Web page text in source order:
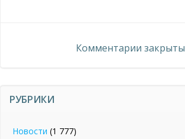
записямКомментарии закрыты
РУБРИКИ
Новости (1 777)